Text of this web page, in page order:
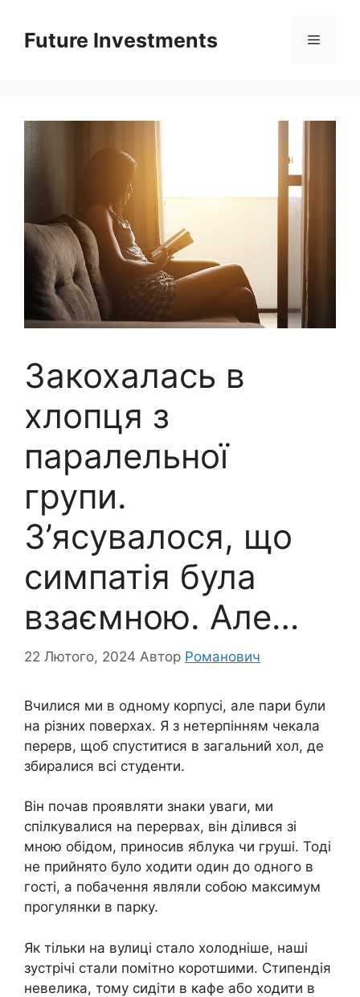
вмістуFuture Investments Меню
Закохалась в
хлопця з
паралельної
групи.
З’ясувалося, що
симпатія була
взаємною. Але…
22 Лютого, 2024 Автор Романович
Вчилися ми в одному корпусі, але пари були
на різних поверхах. Я з нетерпінням чекала
перерв, щоб спуститися в загальний хол, де
збиралися всі студенти.
Він почав проявляти знаки уваги, ми
спілкувалися на перервах, він ділився зі
мною обідом, приносив яблука чи груші. Тоді
не прийнято було ходити один до одного в
гості, а побачення являли собою максимум
прогулянки в парку.
Як тільки на вулиці стало холодніше, наші
зустрічі стали помітно коротшими. Стипендія
невелика, тому сидіти в кафе або ходити в